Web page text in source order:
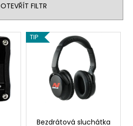
OTEVŘÍT FILTR
TIP
Bezdrátová sluchátka